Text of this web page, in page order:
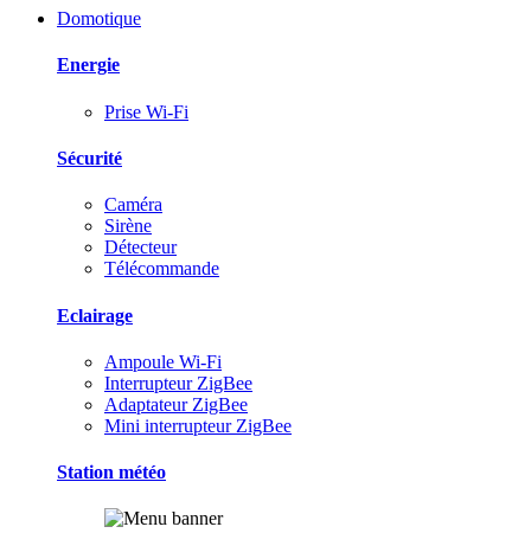
Domotique
Energie
Prise Wi-Fi
Sécurité
Caméra
Sirène
Détecteur
Télécommande
Eclairage
Ampoule Wi-Fi
Interrupteur ZigBee
Adaptateur ZigBee
Mini interrupteur ZigBee
Station météo